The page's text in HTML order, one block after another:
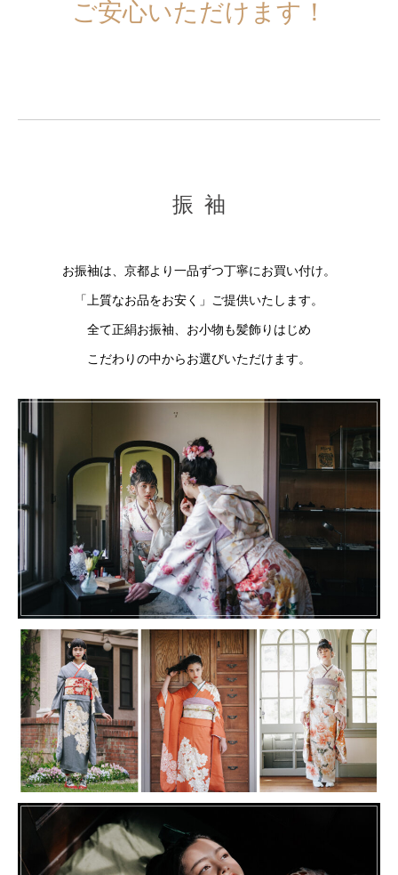
ご安心いただけます！
振 袖
お振袖は、京都より一品ずつ丁寧にお買い付け。
「上質なお品をお安く」ご提供いたします。
全て正絹お振袖、お小物も髪飾りはじめ
こだわりの中からお選びいただけます。